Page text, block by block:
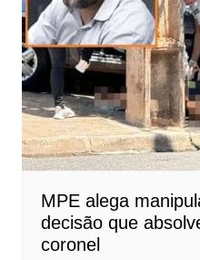
MPE alega
decisão que
coronel